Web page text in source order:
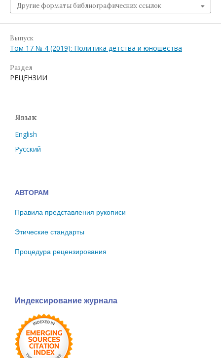
Другие форматы библиографических ссылок
Выпуск
Том 17 № 4 (2019): Политика детства и юношества
Раздел
РЕЦЕНЗИИ
Язык
English
Русский
АВТОРАМ
Правила представления рукописи
Этические стандарты
Процедура рецензирования
Индексирование журнала